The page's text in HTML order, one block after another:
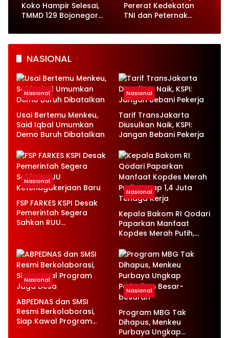
Koko Hampir Selesai,
TMMD 129 Bojonegoro
Pesat
Pererat Kedekatan
TNI dan Peternak
NASIONAL
Nasional
Usai Bertemu Menkeu,
Said Iqbal Umumkan
Demo Buruh Dibatalkan
Nasional
Tarif TransJakarta
Diusulkan Naik, KSPI:
Jangan Bebani Pekerja
Nasional
FSP FARKES KSPI Desak
Pemerintah Segera
Sahkan RUU
Nasional
Kepala Bakom RI Qodari
Paparkan Manfaat
Kopdes Merah Putih,
Kerja
Nasional
ABPEDNAS dan SMSI
Resmi Berkolaborasi,
Siap Kawal Program
Nasional
Program MBG Tak
Dihapus, Menkeu
Purbaya Ungkap